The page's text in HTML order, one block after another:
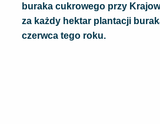
buraka cukrowego przy
za każdy hektar plantacji
czerwca tego roku.